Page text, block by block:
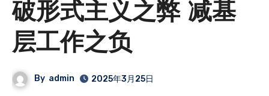
破形式主义之弊 减基
层工作之负
By admin 2025年3月25日